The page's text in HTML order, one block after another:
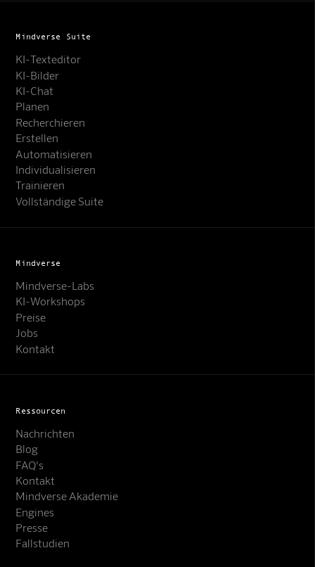
Online · KI-Assistent
Mindverse Suite
KI-Texteditor
KI-Bilder
KI-Chat
Planen
Recherchieren
Erstellen
Automatisieren
Individualisieren
Trainieren
Vollständige Suite
Mindverse
Mindverse-Labs
KI-Workshops
Preise
Jobs
Kontakt
Ressourcen
Nachrichten
Blog
FAQ's
Kontakt
Mindverse Akademie
Engines
Presse
Fallstudien